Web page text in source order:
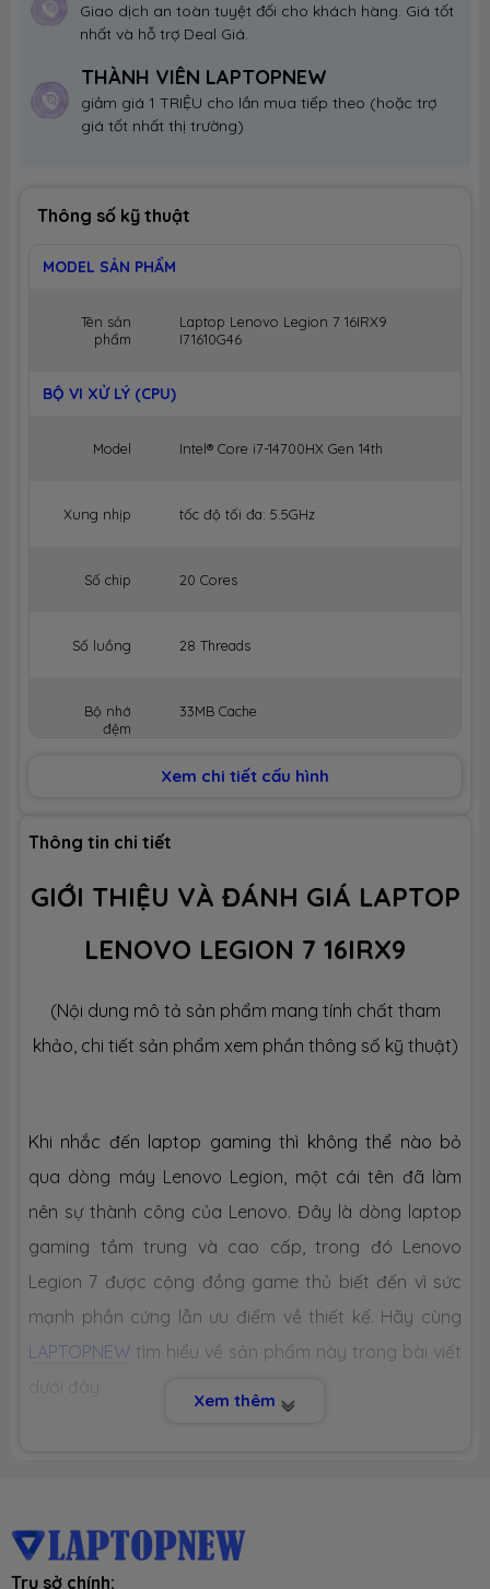
Giao dịch an toàn tuyệt đối cho khách hàng. Giá tốt
nhất và hỗ trợ Deal Giá.
THÀNH VIÊN LAPTOPNEW
giảm giá 1 TRIỆU cho lần mua tiếp theo (hoặc trợ
giá tốt nhất thị trường)
Thông số kỹ thuật
MODEL SẢN PHẨM
Tên sản
phẩm
Laptop Lenovo Legion 7 16IRX9
I71610G46
BỘ VI XỬ LÝ (CPU)
Model Intel® Core i7-14700HX Gen 14th
Xung nhịp tốc độ tối đa: 5.5GHz
Số chip 20 Cores
Số luồng 28 Threads
Bộ nhớ
đệm
33MB Cache
BỘ NHỚ MÁY (RAM)
Dung lượng
Công nghệ DDR5 5600MHz
Ổ CỨNG LƯU TRỮ (SSD)
Công nghệ PCIe Gen4
Số slot 2 slot
VGA tích
Intel® UHD Graphics
Nvidia Geforce RTX 4060 8GB GDDR6
Kích thước 16.0-inch (16:10)
Xem chi tiết cấu hình
Thông tin chi tiết
GIỚI THIỆU VÀ ĐÁNH GIÁ LAPTOP
LENOVO LEGION 7 16IRX9
(Nội dung mô tả sản phẩm mang tính chất tham
khảo, chi tiết sản phẩm xem phần thông số kỹ thuật)
Khi nhắc đến laptop gaming thì không thể nào bỏ
qua dòng máy Lenovo Legion, một cái tên đã làm
nên sự thành công của Lenovo. Đây là dòng laptop
gaming tầm trung và cao cấp, trong đó Lenovo
Legion 7 được cộng đồng game thủ biết đến vì sức
mạnh phần cứng lẫn ưu điểm về thiết kế. Hãy cùng
LAPTOPNEW tìm hiểu về sản phẩm này trong bài viết
- Lenovo Legion 7 có thiết kế đơn giản nhưng cao
cấp, làm nổi bật sự khác biệt so với nhiều mẫu laptop
Xem thêm
Trụ sở chính: